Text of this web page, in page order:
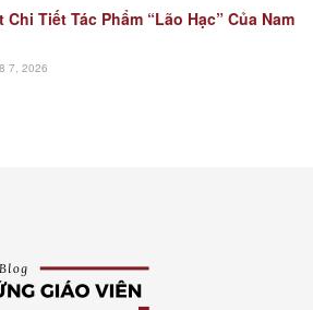
Chi Tiết Tác Phẩm “Lão Hạc” Của Nam
7, 2026